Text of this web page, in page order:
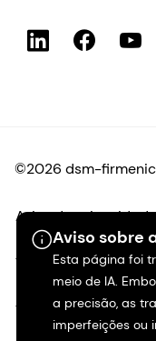
Aviso sobre
Esta página foi
meio de IA.
a precisão, as
imperfeições ou
©2026 dsm-
Aviso de privacidade
Termos de uso
Termos e condições